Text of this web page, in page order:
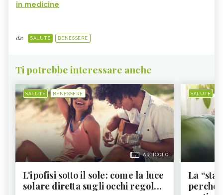
in medicine
da: SALUTE BENESSERE
Ti potrebbe interessare anche
SALUTE BENESSERE
ARTICOLO
L'ipofisi sotto il sole: come la luce
solare diretta sugli occhi regol...
SALUTE
La
perché